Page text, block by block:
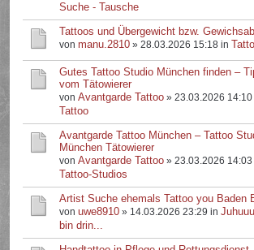
Suche - Tausche
Tattoos und Übergewicht bzw.
vonmanu.2810 » 28.03.2026 15:18 in
Gutes Tattoo Studio München finden –
vom Tätowierer
vonAvantgarde Tattoo » 23.03.2026 14:10
Tattoo
Avantgarde Tattoo München – Tattoo
München Tätowierer
vonAvantgarde Tattoo » 23.03.2026 14:03
Tattoo-Studios
Artist Suche ehemals Tattoo you Baden
vonuwe8910 » 14.03.2026 23:29 in
bin drin...